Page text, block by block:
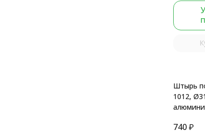
Штырь
1012,
740 ₽